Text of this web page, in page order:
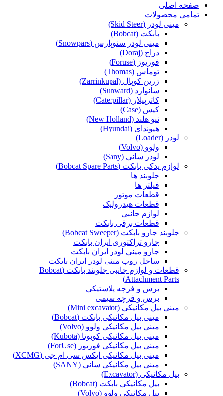
صفحه اصلی
تمامی محصولات
مینی لودر (Skid Steer)
بابکت (Bobcat)
مینی لودر سنوپارس (Snowpars)
دراج (Doraj)
فوریوز (Foruse)
توماس (Thomas)
زرین کوپال (Zarrinkupal)
سانوارد (Sunward)
کاترپیلار (Caterpillar)
کیس (Case)
نیو هلند (New Holland)
هیوندای (Hyundai)
لودر (Loader)
ولوو (Volvo)
لودر سانی (Sany)
لوازم یدکی بابکت (Bobcat Spare Parts)
جلوبند ها
فیلتر ها
قطعات موتور
قطعات هیدرولیک
لوازم جانبی
قطعات برقی بابکت
جلوبند جارو بابکت (Bobcat Sweeper)
جارو تراکتوری ایران بابکت
جارو مینی لودر ایران بابکت
ساحل روب مینی لودر ایران بابکت
قطعات و لوازم جانبی جلوبند بابکت (Bobcat
Attachment Parts)
برس و فرچه پلاستیکی
برس و فرچه سیمی
مینی بیل مکانیکی (Mini excavator)
مینی بیل مکانیکی بابکت (Bobcat)
مینی بیل مکانیکی ولوو (Volvo)
مینی بیل مکانیکی کوبوتا (Kubota)
مینی بیل مکانیکی فوریوز (ForUse)
مینی بیل مکانیکی ایکس سی ام جی (XCMG)
مینی بیل مکانیکی سانی (SANY)
بیل مکانیکی (Excavator)
بیل مکانیکی بابکت (Bobcat)
بیل مکانیکی ولوو (Volvo)